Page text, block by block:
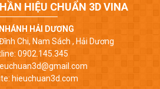
HIỆU CHUẨN 3D VINA
HẢI DƯƠNG
Chi, Nam Sách , Hải Dương
0902.145.345
hieuchuan3d.com